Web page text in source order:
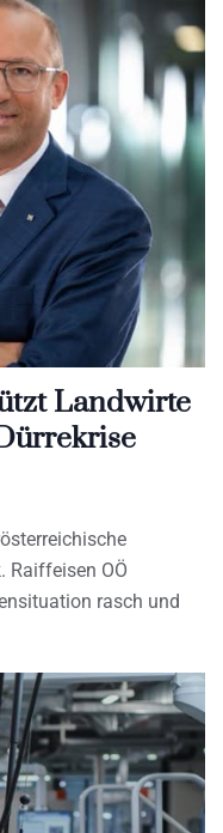
Landwirte
Raiffeisen OÖ
rasch und